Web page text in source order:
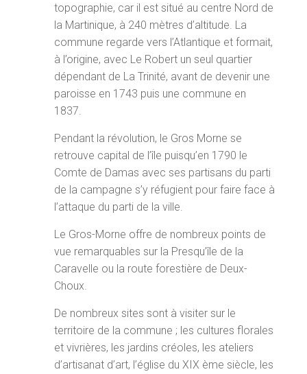
topographie, car il est situé au centre Nord de
la Martinique, à 240 mètres d’altitude. La
commune regarde vers l’Atlantique et formait,
à l’origine, avec Le Robert un seul quartier
dépendant de La Trinité, avant de devenir une
paroisse en 1743 puis une commune en
1837.
Pendant la révolution, le Gros Morne se
retrouve capital de l’île puisqu’en 1790 le
Comte de Damas avec ses partisans du parti
de la campagne s’y réfugient pour faire face à
l’attaque du parti de la ville.
Le Gros-Morne offre de nombreux points de
vue remarquables sur la Presqu’île de la
Caravelle ou la route forestière de Deux-
Choux.
De nombreux sites sont à visiter sur le
territoire de la commune ; les cultures florales
et vivrières, les jardins créoles, les ateliers
d’artisanat d’art, l’église du XIX ème siècle, les